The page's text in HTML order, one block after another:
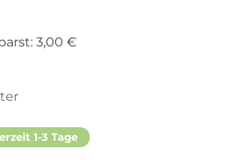
3,00 €
1-3 Tage